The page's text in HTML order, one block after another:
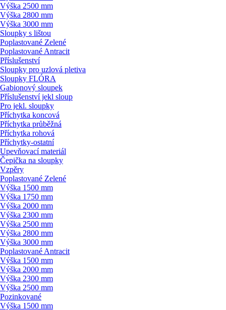
Výška 2500 mm
Výška 2800 mm
Výška 3000 mm
Sloupky s lištou
Poplastované Zelené
Poplastované Antracit
Příslušenství
Sloupky pro uzlová pletiva
Sloupky FLÓRA
Gabionový sloupek
Příslušenství jekl sloup
Pro jekl. sloupky
Příchytka koncová
Příchytka průběžná
Příchytka rohová
Příchytky-ostatní
Upevňovací materiál
Čepička na sloupky
Vzpěry
Poplastované Zelené
Výška 1500 mm
Výška 1750 mm
Výška 2000 mm
Výška 2300 mm
Výška 2500 mm
Výška 2800 mm
Výška 3000 mm
Poplastované Antracit
Výška 1500 mm
Výška 2000 mm
Výška 2300 mm
Výška 2500 mm
Pozinkované
Výška 1500 mm